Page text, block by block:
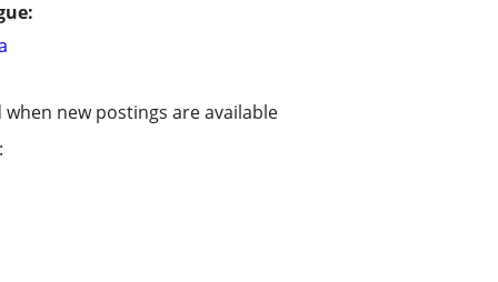
new postings are available